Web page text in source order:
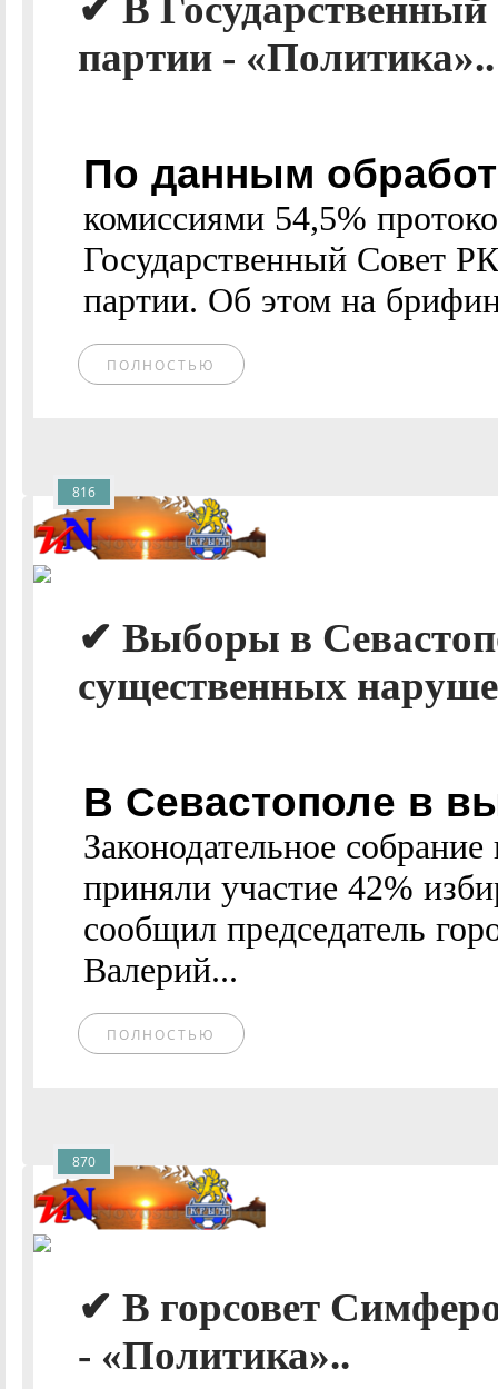
✔ В
партии - «Политика»..
По данным
комиссиями 54,5%
Государственный Совет
партии. Об этом на
ПОЛНОСТЬЮ
✔ Выборы в
существенных
В Севастополе в
Законодательное
приняли участие 42%
сообщил председатель
Валерий...
ПОЛНОСТЬЮ
816
✔ В горсовет
- «Политика»..
870